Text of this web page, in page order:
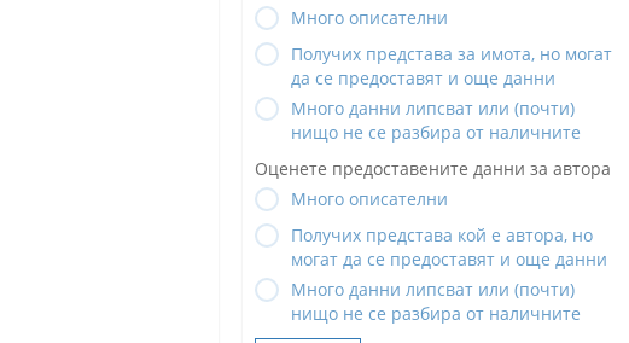
Много описателни
Получих представа за имота, но могат
да се предоставят и още данни
Много данни липсват или (почти)
нищо не се разбира от наличните
Оценете предоставените данни за автора
Много описателни
Получих представа кой е автора, но
могат да се предоставят и още данни
Много данни липсват или (почти)
нищо не се разбира от наличните